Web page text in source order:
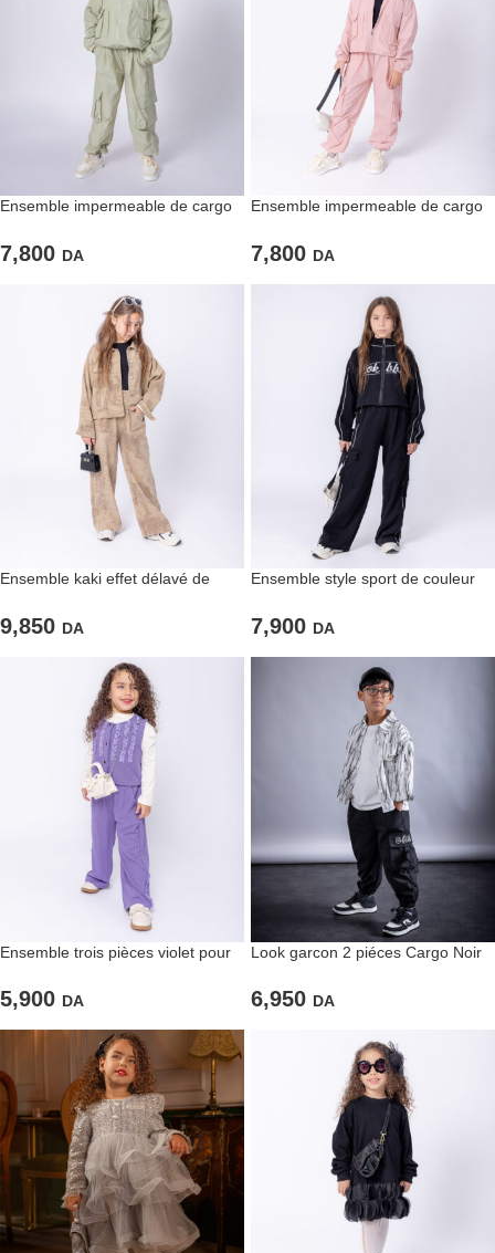
Ensemble impermeable de cargo
pastel
7,800 DA
Ensemble impermeable de cargo
7,800 DA
Ensemble kaki effet délavé de
9,850 DA
Ensemble style sport de couleur
7,900 DA
Ensemble trois pièces violet pour
5,900 DA
Look garcon 2 piéces Cargo Noir
6,950 DA